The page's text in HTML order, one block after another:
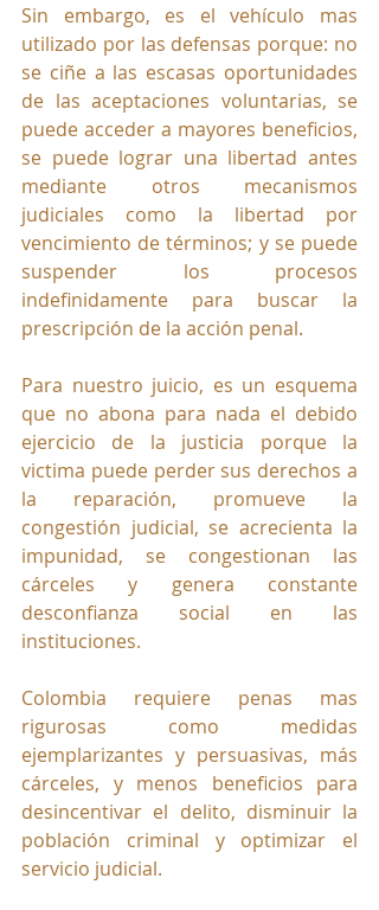
Sin embargo, es el vehículo mas
utilizado por las defensas porque: no
se ciñe a las escasas oportunidades
de las aceptaciones voluntarias, se
puede acceder a mayores beneficios,
se puede lograr una libertad antes
mediante otros mecanismos
judiciales como la libertad por
vencimiento de términos; y se puede
suspender los procesos
indefinidamente para buscar la
prescripción de la acción penal.
Para nuestro juicio, es un esquema
que no abona para nada el debido
ejercicio de la justicia porque la
victima puede perder sus derechos a
la reparación, promueve la
congestión judicial, se acrecienta la
impunidad, se congestionan las
cárceles y genera constante
desconfianza social en las
instituciones.
Colombia requiere penas mas
rigurosas como medidas
ejemplarizantes y persuasivas, más
cárceles, y menos beneficios para
desincentivar el delito, disminuir la
población criminal y optimizar el
servicio judicial.